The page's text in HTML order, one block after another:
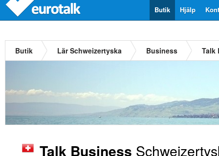
Hjälp
Butik
Butik Lär Schweizertyska Business Talk
Talk Business